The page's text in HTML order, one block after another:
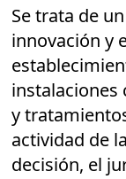
Se trata de
innovación y
instalaciones
y
actividad de
decisión, el